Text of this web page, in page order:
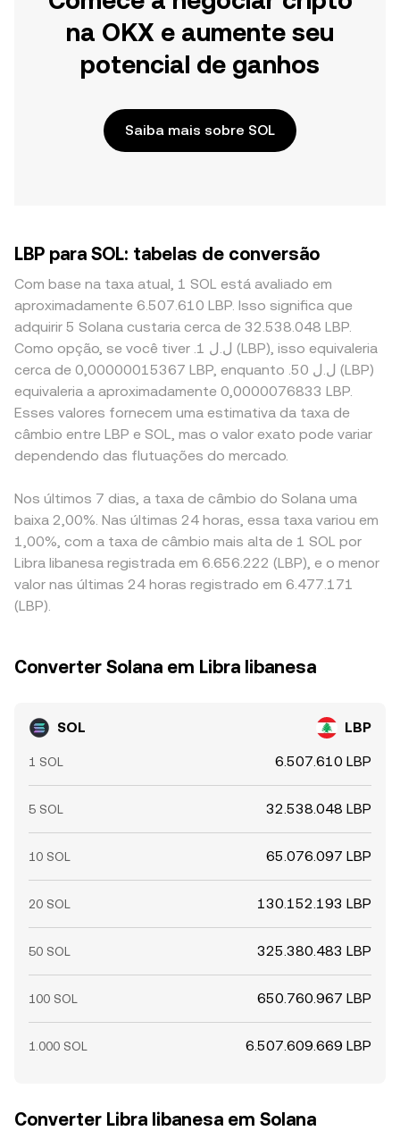
na OKX e aumente seu
potencial de ganhos
Saiba mais sobre SOL
LBP para SOL: tabelas de conversão
Com base na taxa atual, 1 SOL está avaliado em
aproximadamente 6.507.610 LBP. Isso significa que
adquirir 5 Solana custaria cerca de 32.538.048 LBP.
Como opção, se você tiver .ل.ل 1 (LBP), isso equivaleria
cerca de 0,00000015367 LBP, enquanto .ل.ل 50 (LBP)
equivaleria a aproximadamente 0,0000076833 LBP.
Esses valores fornecem uma estimativa da taxa de
câmbio entre LBP e SOL, mas o valor exato pode variar
dependendo das flutuações do mercado.
Nos últimos 7 dias, a taxa de câmbio do Solana uma
baixa 2,00%. Nas últimas 24 horas, essa taxa variou em
1,00%, com a taxa de câmbio mais alta de 1 SOL por
Libra libanesa registrada em 6.656.222 (LBP), e o menor
valor nas últimas 24 horas registrado em 6.477.171
(LBP).
Converter Solana em Libra libanesa
SOL LBP
1 SOL 6.507.610 LBP
5 SOL 32.538.048 LBP
10 SOL 65.076.097 LBP
20 SOL 130.152.193 LBP
50 SOL 325.380.483 LBP
100 SOL 650.760.967 LBP
1.000 SOL 6.507.609.669 LBP
Converter Libra libanesa em Solana